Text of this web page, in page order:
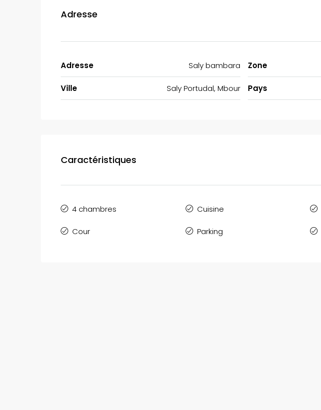
Adresse
Adresse Saly bambara
Ville Saly Portudal, Mbour
Zone
Pays
Caractéristiques
4 chambres
Cour
Cuisine
Parking